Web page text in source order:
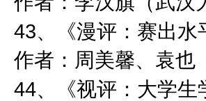
43、《漫评：赛出
作者：周美馨、袁也
44、《视评：大学